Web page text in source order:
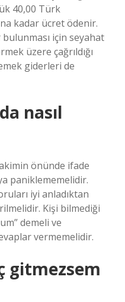
40,00 Türk
kadar ücret ödenir.
bulunması için seyahat
üzere çağrıldığı
giderleri de
nasıl
önünde ifade
paniklememelidir.
iyi anladıktan
Kişi bilmediği
demeli ve
vermemelidir.
gitmezsem